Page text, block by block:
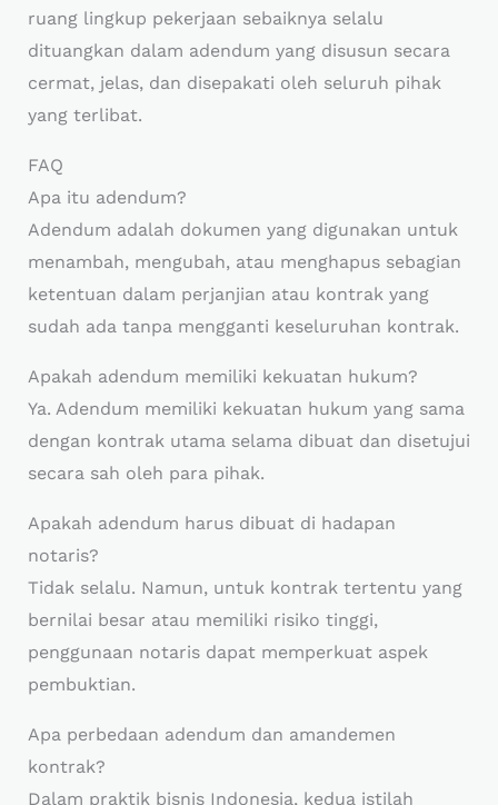
ruang lingkup pekerjaan sebaiknya selalu
dituangkan dalam adendum yang disusun secara
cermat, jelas, dan disepakati oleh seluruh pihak
yang terlibat.
FAQ
Apa itu adendum?
Adendum adalah dokumen yang digunakan untuk
menambah, mengubah, atau menghapus sebagian
ketentuan dalam perjanjian atau kontrak yang
sudah ada tanpa mengganti keseluruhan kontrak.
Apakah adendum memiliki kekuatan hukum?
Ya. Adendum memiliki kekuatan hukum yang sama
dengan kontrak utama selama dibuat dan disetujui
secara sah oleh para pihak.
Apakah adendum harus dibuat di hadapan
notaris?
Tidak selalu. Namun, untuk kontrak tertentu yang
bernilai besar atau memiliki risiko tinggi,
penggunaan notaris dapat memperkuat aspek
pembuktian.
Apa perbedaan adendum dan amandemen
kontrak?
Dalam praktik bisnis Indonesia, kedua istilah